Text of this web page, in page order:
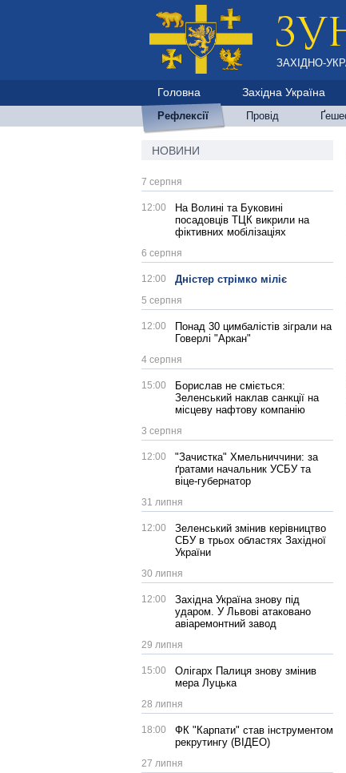
ЗАХІДНО-
Головна Західна Україна
Рефлексії Провід
НОВИНИ
7 серпня
12:00
На Волині та Буковині
посадовців ТЦК викрили на
фіктивних мобілізаціях
6 серпня
12:00 Дністер стрімко міліє
5 серпня
12:00
Понад 30 цимбалістів зіграли на
Говерлі "Аркан"
4 серпня
15:00
Борислав не сміється:
Зеленський наклав санкції на
місцеву нафтову компанію
3 серпня
12:00
"Зачистка" Хмельниччини: за
ґратами начальник УСБУ та
віце-губернатор
31 липня
12:00
Зеленський змінив керівництво
СБУ в трьох областях Західної
України
30 липня
12:00
Західна Україна знову під
ударом. У Львові атаковано
авіаремонтний завод
29 липня
15:00
Олігарх Палиця знову змінив
мера Луцька
28 липня
18:00
ФК "Карпати" став інструментом
рекрутингу (ВІДЕО)
27 липня